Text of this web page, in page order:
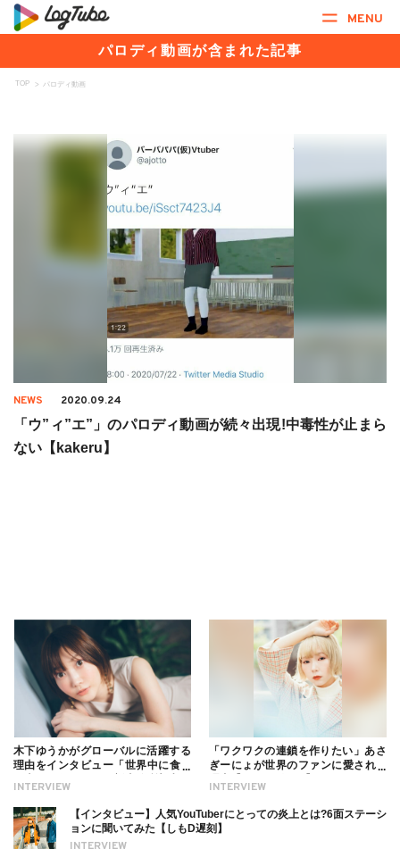
MENU
パロディ動画が含まれた記事
TOP > パロディ動画
NEWS 2020.09.24
「ウ”ィ”エ”」のパロディ動画が続々出現!中毒性が止まら
ない【kakeru】
INTERVIEW
木下ゆうかがグローバルに活躍する
理由をインタビュー「世界中に食べ
ついても
INTERVIEW
「ワクワクの連鎖を作りたい」あさ
ぎーにょが世界のファンに愛される
INTERVIEW
【インタビュー】人気YouTuberにとっての炎上とは?6面ステーシ
ョンに聞いてみた【しもD遅刻】